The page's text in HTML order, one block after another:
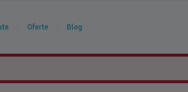
Oferte Blog